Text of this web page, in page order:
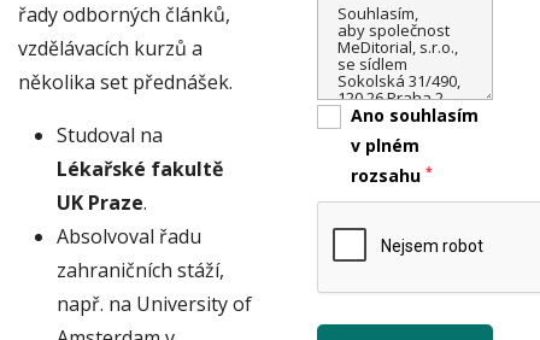
řady odborných článků,
vzdělávacích kurzů a
několika set přednášek.
Studoval na
Lékařské fakultě
UK Praze.
Absolvoval řadu
zahraničních stáží,
např. na University of
Ano souhlasím
v plném
rozsahu *